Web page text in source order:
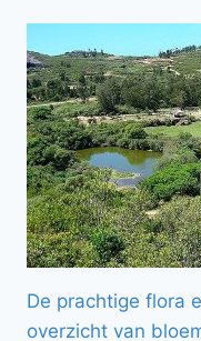
De prachtige flora
overzicht van